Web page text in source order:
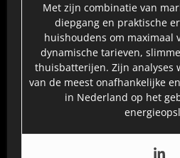
Met zijn combinatie van
diepgang en praktische
huishoudens om maximaal
dynamische tarieven,
thuisbatterijen. Zijn analyses
van de meest onafhankelijke
in Nederland op het